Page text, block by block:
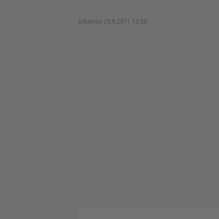
Julkaistu: 23.8.2011 12:56